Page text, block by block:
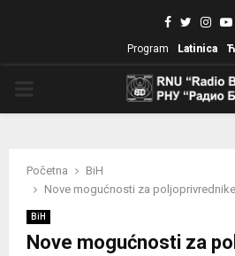
Facebook
Twitter
Program Latinica
Početna
BiH
Nove mogućnosti za
BiH
Nove mogućnosti za